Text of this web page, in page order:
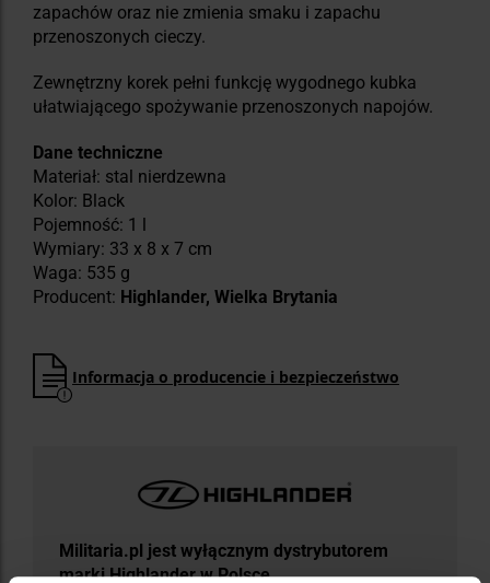
zapachów oraz nie zmienia smaku i zapachu
przenoszonych cieczy.
Zewnętrzny korek pełni funkcję wygodnego kubka
ułatwiającego spożywanie przenoszonych napojów.
Dane techniczne
Materiał: stal nierdzewna
Kolor: Black
Pojemność: 1 l
Wymiary: 33 x 8 x 7 cm
Waga: 535 g
Producent: Highlander, Wielka Brytania
Informacja o producencie i bezpieczeństwo
Militaria.pl jest wyłącznym dystrybutorem
marki Highlander w Polsce.